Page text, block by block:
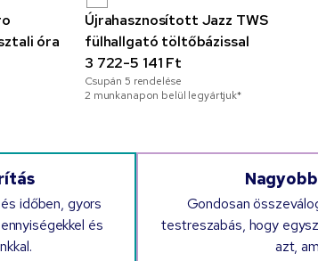
óra
Újrahasznosított Jazz TWS
fülhallgató töltőbázissal
3 722-5 141 Ft
Csupán5 rendelése
2 munkanapon belül legyártjuk*
időben, gyors
és
Gondosan
testreszabás, hogy
azt,